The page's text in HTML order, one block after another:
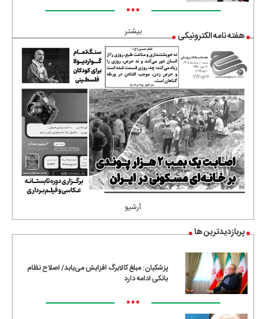
•••
بیشتر هفته نامه الکترونیکی
آرشیو
پربازدیدترین ها
پزشکیان: مبلغ کالابرگ افزایش می‌یابد/ اصلاح نظام
بانکی ادامه دارد
•••